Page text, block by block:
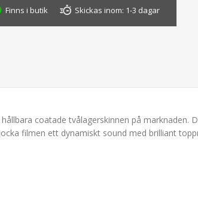
Finns i butik Skickas inom: 1-3 dagar
coatade tvålagerskinnen på marknaden.
filmen ett dynamiskt sound med brilliant